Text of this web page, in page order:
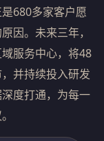
680多家客户愿
因。未来三年，
服务中心，将48
并持续投入研发
度打通，为每一